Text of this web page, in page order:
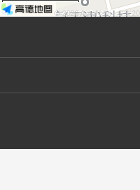
© 2026 AutoNavi-